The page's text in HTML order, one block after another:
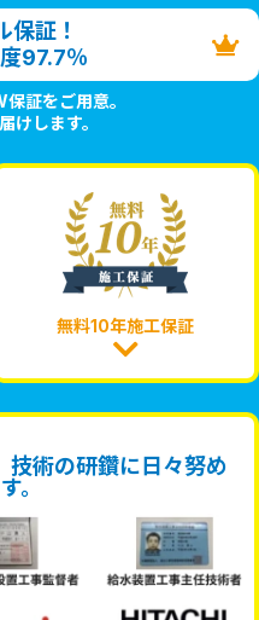
保証！
97.7％
証をご用意。
けします。
無料10年施工保証
技術の研鑽に日々努め
。